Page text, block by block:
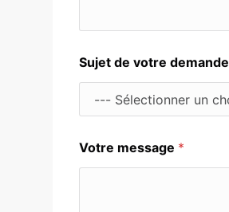
Sujet de votre demande
e
s
Votre message *